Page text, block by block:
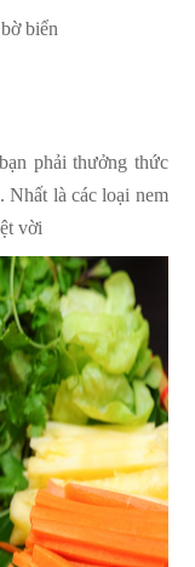
biển
phải thưởng thức
Nhất là các loại nem
vời